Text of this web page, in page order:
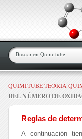
QUIMITUBETEORÍA
DEL NÚMERO DE
Reglas de
A continuación